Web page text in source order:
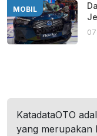
MOBIL
KatadataOTO
yang merupakan